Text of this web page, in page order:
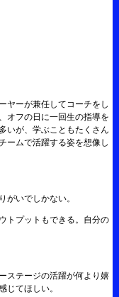
ヤーが兼任してコーチをし
オフの日に一回生の指導を
いが、学ぶこともたくさん
ームで活躍する姿を想像し
がいでしかない。
トプットもできる。自分の
ステージの活躍が何より嬉
じてほしい。